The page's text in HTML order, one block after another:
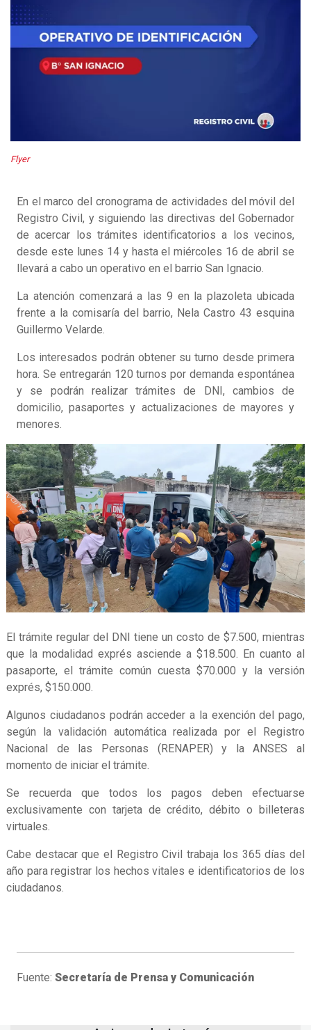
Flyer
En el marco del cronograma de actividades del móvil del
Registro Civil, y siguiendo las directivas del Gobernador
de acercar los trámites identificatorios a los vecinos,
desde este lunes 14 y hasta el miércoles 16 de abril se
llevará a cabo un operativo en el barrio San Ignacio.
La atención comenzará a las 9 en la plazoleta ubicada
frente a la comisaría del barrio, Nela Castro 43 esquina
Guillermo Velarde.
Los interesados podrán obtener su turno desde primera
hora. Se entregarán 120 turnos por demanda espontánea
y se podrán realizar trámites de DNI, cambios de
domicilio, pasaportes y actualizaciones de mayores y
menores.
El trámite regular del DNI tiene un costo de $7.500, mientras
que la modalidad exprés asciende a $18.500. En cuanto al
pasaporte, el trámite común cuesta $70.000 y la versión
exprés, $150.000.
Algunos ciudadanos podrán acceder a la exención del pago,
según la validación automática realizada por el Registro
Nacional de las Personas (RENAPER) y la ANSES al
momento de iniciar el trámite.
Se recuerda que todos los pagos deben efectuarse
exclusivamente con tarjeta de crédito, débito o billeteras
virtuales.
Cabe destacar que el Registro Civil trabaja los 365 días del
año para registrar los hechos vitales e identificatorios de los
ciudadanos.
Fuente: Secretaría de Prensa y Comunicación